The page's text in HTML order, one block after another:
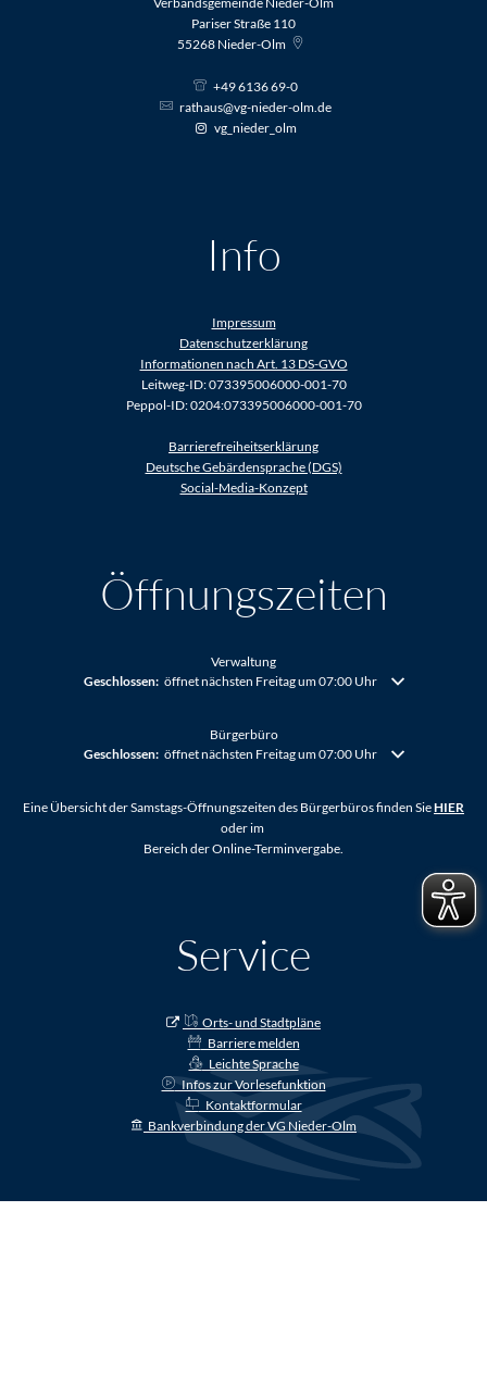
Pariser Straße 110
55268 Nieder-Olm
+49 6136 69-0
rathaus@vg-nieder-olm.de
vg_nieder_olm
Info
Impressum
Datenschutzerklärung
Informationen nach Art. 13 DS-GVO
Leitweg-ID: 073395006000-001-70
Peppol-ID: 0204:073395006000-001-70
Barrierefreiheitserklärung
Deutsche Gebärdensprache (DGS)
Social-Media-Konzept
Öffnungszeiten
Verwaltung
Klicken, um weitere Öffnungs- oder Schließzeiten auszublenden
Geschlossen: öffnet nächsten Freitag um 07:00 Uhr
Bürgerbüro
Klicken, um weitere Öffnungs- oder Schließzeiten auszublenden
Geschlossen: öffnet nächsten Freitag um 07:00 Uhr
Eine Übersicht der Samstags-Öffnungszeiten des Bürgerbüros finden SieHIER
oder im
Bereich der Online-Terminvergabe.
Service
Orts- und Stadtpläne
Barriere melden
Leichte Sprache
Infos zur Vorlesefunktion
Kontaktformular
Bankverbindung der VG Nieder-Olm